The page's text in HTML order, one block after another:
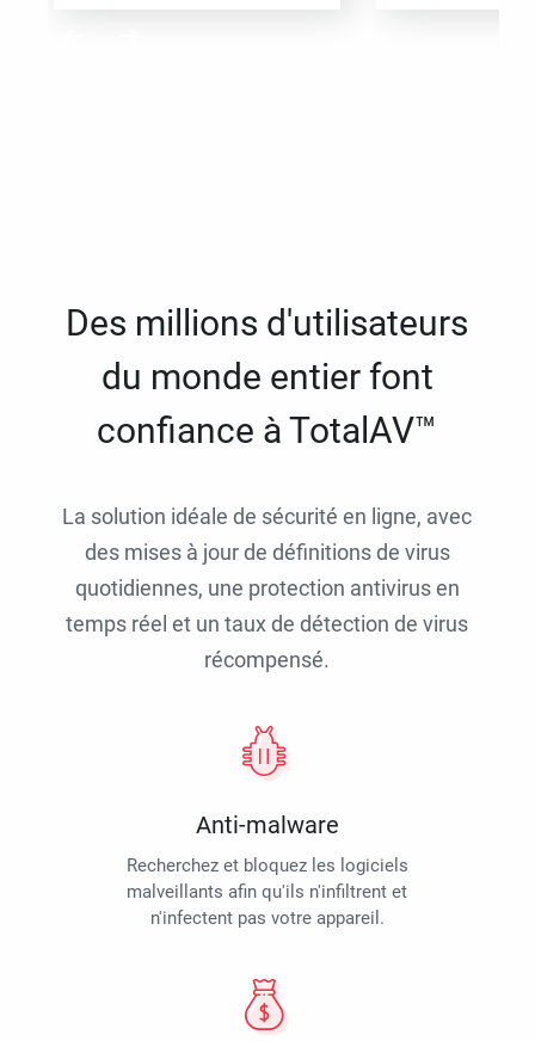
Des millions d'utilisateurs
du monde entier font
confiance à TotalAV™
La solution idéale de sécurité en ligne, avec
des mises à jour de définitions de virus
quotidiennes, une protection antivirus en
temps réel et un taux de détection de virus
récompensé.
Anti-malware
Recherchez et bloquez les logiciels
malveillants afin qu'ils n'infiltrent et
n'infectent pas votre appareil.